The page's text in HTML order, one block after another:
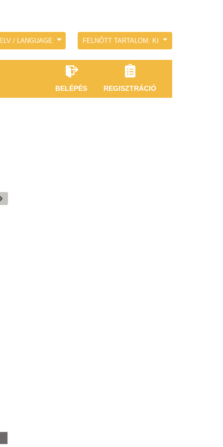
/ LANGUAGE FELNŐTT TARTALOM: KI
BELÉPÉS REGISZTRÁCIÓ